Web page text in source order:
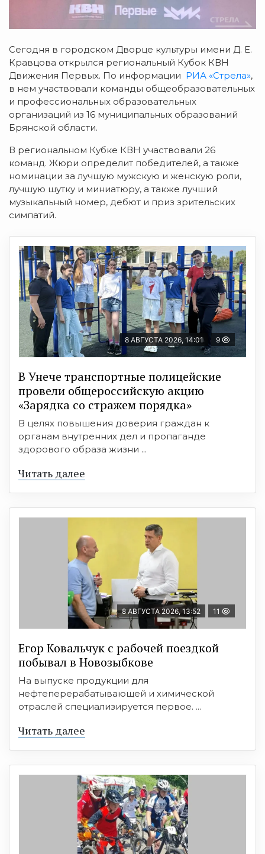
Сегодня в городском Дворце культуры имени Д. Е.
Кравцова открылся региональный Кубок КВН
Движения Первых. По информации РИА «Стрела»,
в нем участвовали команды общеобразовательных
и профессиональных образовательных
организаций из 16 муниципальных образований
Брянской области.
В региональном Кубке КВН участвовали 26
команд. Жюри определит победителей, а также
номинации за лучшую мужскую и женскую роли,
лучшую шутку и миниатюру, а также лучший
музыкальный номер, дебют и приз зрительских
симпатий.
8 АВГУСТА 2026, 14:01 9
В Унече транспортные полицейские
провели общероссийскую акцию
«Зарядка со стражем порядка»
В целях повышения доверия граждан к
органам внутренних дел и пропаганде
здорового образа жизни ...
Читать далее
8 АВГУСТА 2026, 13:52 11
Егор Ковальчук с рабочей поездкой
побывал в Новозыбкове
На выпуске продукции для
нефтеперерабатывающей и химической
отраслей специализируется первое. ...
Читать далее